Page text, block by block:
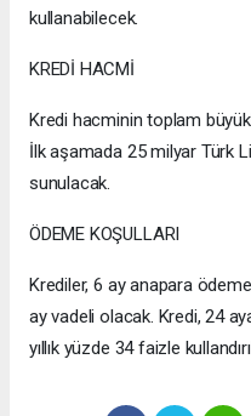
kullanabilecek.
KREDİ HACMİ
Kredi hacminin toplam
İlk aşamada 25 milyar Türk
sunulacak.
ÖDEME KOŞULLARI
Krediler, 6 ay anapara
ay vadeli olacak. Kredi, 24
yıllık yüzde 34 faizle